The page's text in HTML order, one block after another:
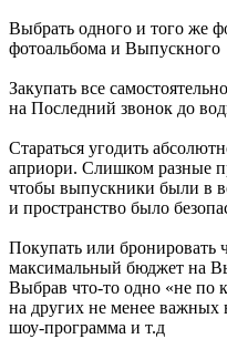
Выбрать одного и того же
фотоальбома и Выпускного
Закупать все
на Последний звонок до
Стараться угодить
априори. Слишком разные
чтобы выпускники были в
и пространство было
Покупать или бронировать
максимальный бюджет на
Выбрав что‑то одно «не по
на других не менее
шоу-программа и т.д